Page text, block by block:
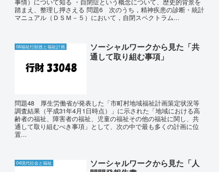
事情）について知る ・自閉症という概念について、歴史的背景を
踏まえ、整理し押さえる 問題6 次のうち，精神疾患の診断・統計
マニュアル（ＤＳＭ－５）において，自閉スペクトラム...
06福祉行財政と福祉計画
ソーシャルワークから見た「共
通して取り組む事項」
問題48 厚生労働省が発表した「市町村地域福祉計画策定状況等
調査結果（平成31年4月1日時点）」に示された「地域における高
齢者の福祉、障害者の福祉、児童の福祉その他の福祉に関し、共
通して取り組むべき事項」として、次の中で最も多くの計画に位
置...
04現代社会と福祉
ソーシャルワークから見た「人